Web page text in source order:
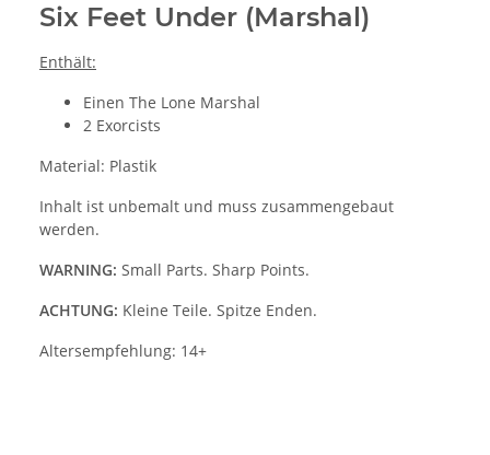
Six Feet Under (Marshal)
Enthält:
Einen The Lone Marshal
2 Exorcists
Material: Plastik
Inhalt ist unbemalt und muss zusammengebaut
werden.
WARNING: Small Parts. Sharp Points.
ACHTUNG: Kleine Teile. Spitze Enden.
Altersempfehlung: 14+